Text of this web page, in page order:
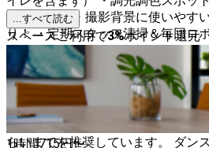
明を完備！ ・撮影背景に使いやすい大型の無地カーテンあ
り！ ・定期スタッフ清掃＆毎回ロボット清掃で清潔なスペ
ース！ 🟢利用用途🟢 ダンス、ヨガ、ピラティスなどのグル
ープや個人でのレッスン 交流会、オフミ、ウォーキング、
ポージング、武道、控え室など様
ます🙌 🟢定員🟢 登録は10名としていますが、付き添いの方
など入室に上限はありません。 成人のダンス利用だと8名く
らいまでを推奨しています。 ダンスのジャンルやその他の
...すべて読む
スペースご利用で3%ポイント還元
1時間715円〜